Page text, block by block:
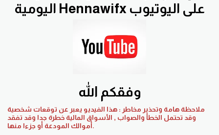
اليومية Hennawifx على اليوتيوب
وفقكم الله
ملاحظة هامة وتحذير مخاطر : هذا الفيديو يعبر عن توقعات شخصية
وقد تحتمل الخطأ والصواب , الأسواق المالية خطرة جدا وقد تفقد
أموالك المودعة أو جزءا منها.